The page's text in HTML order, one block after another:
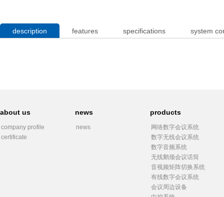
description features specifications system
about us
company profile
certificate
news
news
products
网络数字会议系统
数字无线会议系统
数字音频系统
无线鹅颈会议话筒
音视频矩阵切换系统
有线数字会议系统
会议周边设备